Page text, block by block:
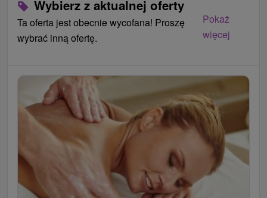
Wybierz z aktualnej oferty
Ta oferta jest obecnie wycofana! Proszę
wybrać inną ofertę.
Pokaż
więcej